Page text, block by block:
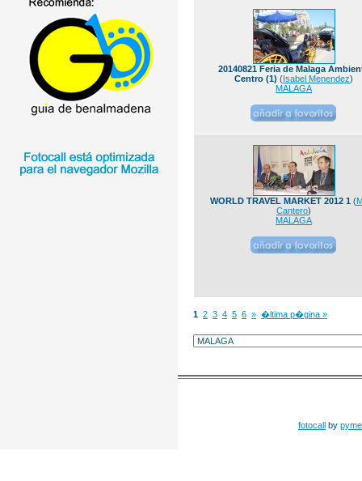
20140821 Feria de Malaga
Centro (1) (Isabel Menendez)
MALAGA
WORLD TRAVEL MARKET 2012 1(
Cantero)
MALAGA
1 2 3 4 5 6 » �ltima p�gina »
fotocall by